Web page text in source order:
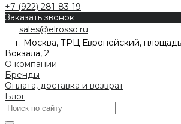
+7 (922) 281-83-19
Заказать звонок
sales@elrosso.ru
г. Москва, ТРЦ Европейский,
Вокзала, 2
О компании
Бренды
Оплата, доставка и возврат
Блог